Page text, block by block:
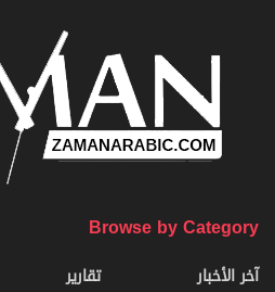
Browse by Category
آخر الأخبار
تقارير